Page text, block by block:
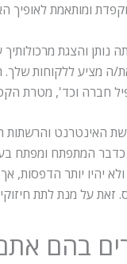
ומותאמת לאופיך
והצגת
ה מציע ללקוחות
חברה וכד', מטרת
האינטרנט
המתפתח ומפתח
יהיו יותר
זאת על מנת לתת
בהם אתם